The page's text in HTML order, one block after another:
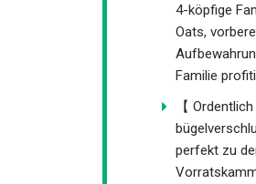
4-köpfige
Oats,
Familie
【
perfekt zu